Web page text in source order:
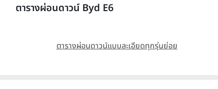
ตารางผ่อนดาวน์ Byd E6
ตารางผ่อนดาวน์แบบละเอียดทุกรุ่นย่อย